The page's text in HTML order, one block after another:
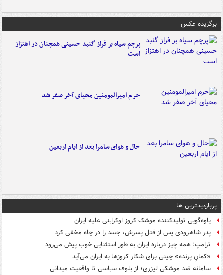
برگزیده عکس
پرچم سیاه بر فراز گنبد حسینی همچنان در اهتزاز
است
حرم امیرالمومنین محیای آخر صفر شد
حال و هوای سامرا بعد از ایام اربعین
پربازدیدترین ها
یاوه‌گویی تولیدکننده موشک کروز اوکراینی علیه ایران
پدر شاهرودی پس از قتل پسرش، جسد را در چاه مخفی کرد
ترامپ: همه چیز درباره ایران به طور استثنایی خوب پیش می‌رود
«کمانِ پرنده» چینی برای شکار کروزها به ایران می‌آید
سامانه ضد موشکی لیزری؛ از بلوف سیاسی تا واقعیت میدانی